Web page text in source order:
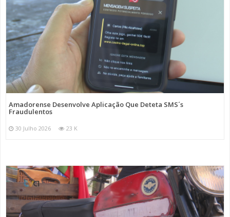
Amadorense Desenvolve Aplicação Que Deteta SMS´s
Fraudulentos
30 Julho 2026 23 K